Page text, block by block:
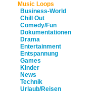
Music Loops
Business-World
Chill Out
Comedy/Fun
Dokumentationen
Drama
Entertainment
Entspannung
Games
Kinder
News
Technik
Urlaub/Reisen